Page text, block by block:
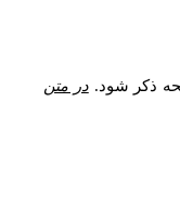
ذکر شود. در متن